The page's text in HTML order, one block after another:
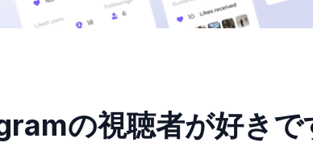
の視聴者が好きで